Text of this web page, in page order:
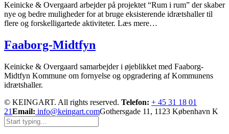
Keinicke & Overgaard arbejder på projektet “Rum i rum” der skaber
nye og bedre muligheder for at bruge eksisterende idrætshaller til
flere og forskelligartede aktiviteter. Læs mere…
Faaborg-Midtfyn
Keinicke & Overgaard samarbejder i øjeblikket med Faaborg-
Midtfyn Kommune om fornyelse og opgradering af Kommunens
idrætshaller.
© KEINGART. All rights reserved. Telefon: + 45 31 18 01
21Email: info@keingart.comGothersgade 11, 1123 København K